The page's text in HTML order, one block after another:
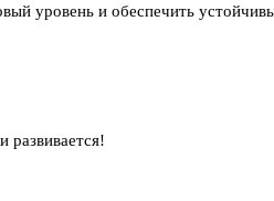
уровень и обеспечить
развивается!